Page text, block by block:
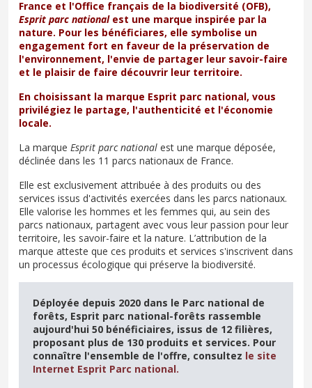
France et l'Office français de la biodiversité (OFB),
Esprit parc nationalest une marque inspirée par la
nature. Pour les bénéficiares, elle symbolise un
engagement fort en faveur de la préservation de
l'environnement, l'envie de partager leur savoir-faire
et le plaisir de faire découvrir leur territoire.
En choisissant la marque Esprit parc national, vous
privilégiez le partage, l'authenticité et l'économie
locale.
La marque Esprit parc national est une marque déposée,
déclinée dans les 11 parcs nationaux de France.
Elle est exclusivement attribuée à des produits ou des
services issus d'activités exercées dans les parcs nationaux.
Elle valorise les hommes et les femmes qui, au sein des
parcs nationaux, partagent avec vous leur passion pour leur
territoire, les savoir-faire et la nature. L’attribution de la
marque atteste que ces produits et services s'inscrivent dans
un processus écologique qui préserve la biodiversité.
Déployée depuis 2020 dans le Parc national de
forêts, Esprit parc national-forêts rassemble
aujourd'hui 50 bénéficiaires, issus de 12 filières,
proposant plus de 130 produits et services. Pour
connaître l'ensemble de l'offre, consultez le site
Internet Esprit Parc national.